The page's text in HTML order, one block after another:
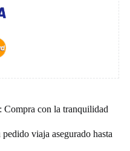
Compra con la tranquilidad
viaja asegurado hasta